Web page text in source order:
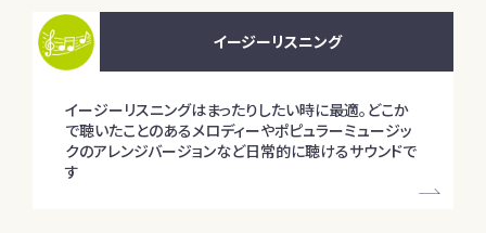
イージーリスニング
イージーリスニングはまったりしたい時に最適。どこか
で聴いたことのあるメロディーやポピュラーミュージッ
クのアレンジバージョンなど日常的に聴けるサウンドで
す